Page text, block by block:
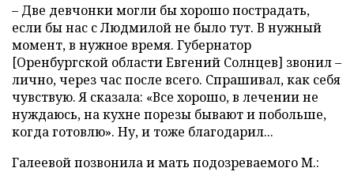
– Две девчонки могли бы хорошо пострадать,
если бы нас с Людмилой не было тут. В нужный
момент, в нужное время. Губернатор
[Оренбургской области Евгений Солнцев] звонил –
лично, через час после всего. Спрашивал, как себя
чувствую. Я сказала: «Все хорошо, в лечении не
нуждаюсь, на кухне порезы бывают и побольше,
когда готовлю». Ну, и тоже благодарил...
Галеевой позвонила и мать подозреваемого М.: